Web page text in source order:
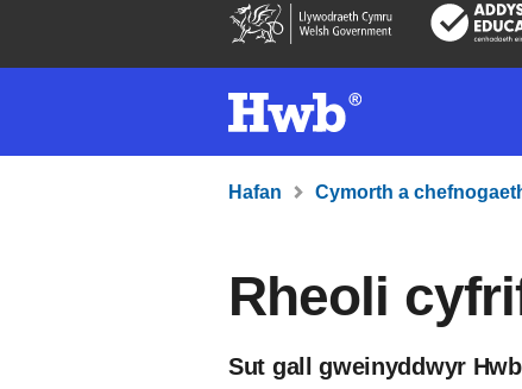
gynnwy
Hafan Cymorth a
Rheoli
Sut gall gweinyddwyr